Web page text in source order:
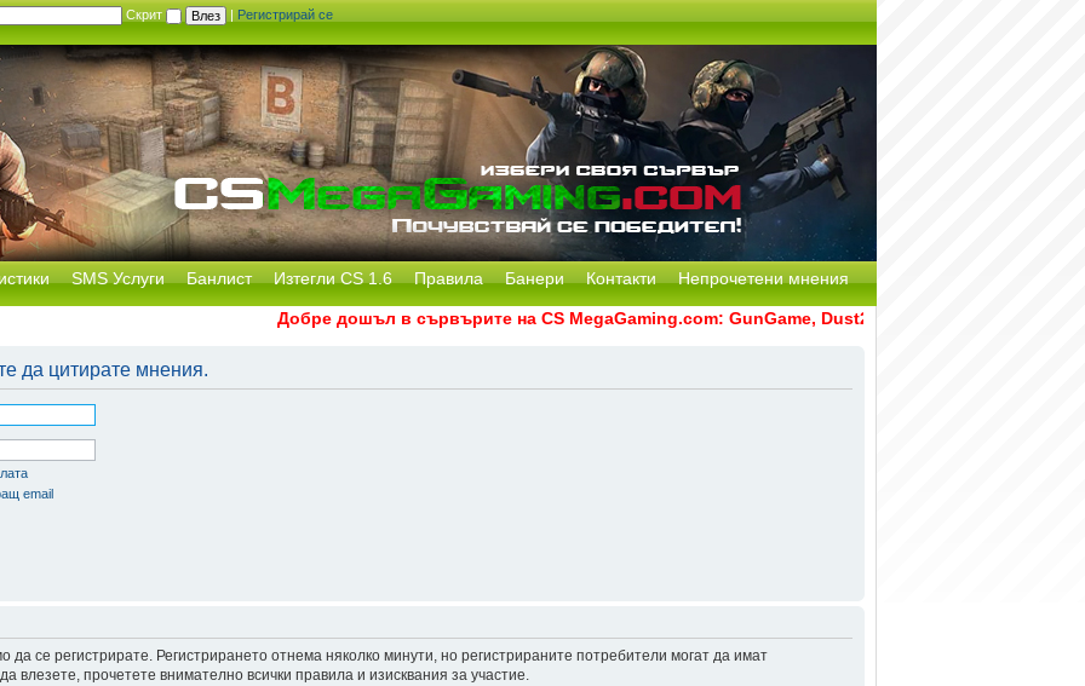
Скрит | Регистрирай се
SMS Услуги Банлист Изтегли CS 1.6 Правила Банери Контакти Непрочетени мнения
Добре дошъл в сървърите на CS MegaGaming.com: GunGame, Dust2, CS:GO Remake [Multi-
да цитирате мнения.
email
да се регистрирате. Регистрирането отнема няколко минути, но регистрираните потребители могат да имат
прочетете внимателно всички правила и изисквания за участие.